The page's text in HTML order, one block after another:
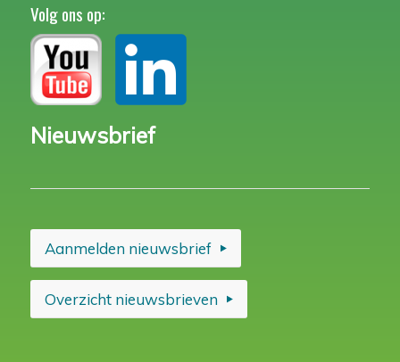
Volg ons op:
Nieuwsbrief
Aanmelden nieuwsbrief
Overzicht nieuwsbrieven